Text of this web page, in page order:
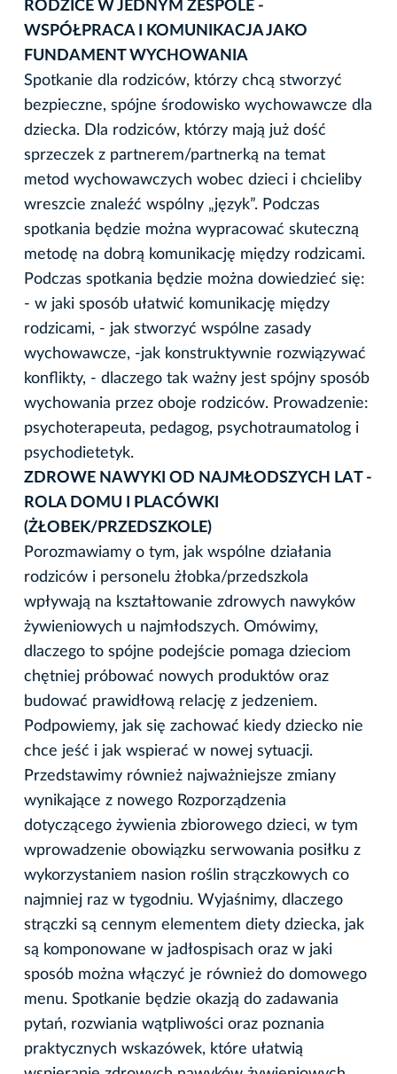
RODZICE W JEDNYM ZESPOLE -
WSPÓŁPRACA I KOMUNIKACJA JAKO
FUNDAMENT WYCHOWANIA
Spotkanie dla rodziców, którzy chcą stworzyć
bezpieczne, spójne środowisko wychowawcze dla
dziecka. Dla rodziców, którzy mają już dość
sprzeczek z partnerem/partnerką na temat
metod wychowawczych wobec dzieci i chcieliby
wreszcie znaleźć wspólny „język”. Podczas
spotkania będzie można wypracować skuteczną
metodę na dobrą komunikację między rodzicami.
Podczas spotkania będzie można dowiedzieć się:
- w jaki sposób ułatwić komunikację między
rodzicami, - jak stworzyć wspólne zasady
wychowawcze, -jak konstruktywnie rozwiązywać
konflikty, - dlaczego tak ważny jest spójny sposób
wychowania przez oboje rodziców. Prowadzenie:
psychoterapeuta, pedagog, psychotraumatolog i
psychodietetyk.
ZDROWE NAWYKI OD NAJMŁODSZYCH LAT -
ROLA DOMU I PLACÓWKI
(ŻŁOBEK/PRZEDSZKOLE)
Porozmawiamy o tym, jak wspólne działania
rodziców i personelu żłobka/przedszkola
wpływają na kształtowanie zdrowych nawyków
żywieniowych u najmłodszych. Omówimy,
dlaczego to spójne podejście pomaga dzieciom
chętniej próbować nowych produktów oraz
budować prawidłową relację z jedzeniem.
Podpowiemy, jak się zachować kiedy dziecko nie
chce jeść i jak wspierać w nowej sytuacji.
Przedstawimy również najważniejsze zmiany
wynikające z nowego Rozporządzenia
dotyczącego żywienia zbiorowego dzieci, w tym
wprowadzenie obowiązku serwowania posiłku z
wykorzystaniem nasion roślin strączkowych co
najmniej raz w tygodniu. Wyjaśnimy, dlaczego
strączki są cennym elementem diety dziecka, jak
są komponowane w jadłospisach oraz w jaki
sposób można włączyć je również do domowego
menu. Spotkanie będzie okazją do zadawania
pytań, rozwiania wątpliwości oraz poznania
praktycznych wskazówek, które ułatwią